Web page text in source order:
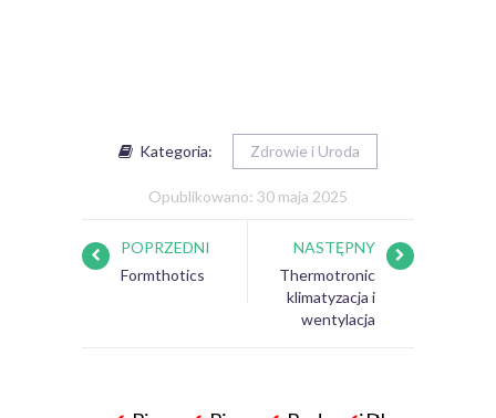
Kategoria: Zdrowie i Uroda
Opublikowano: 30 maja 2025
POPRZEDNI
Formthotics
NASTĘPNY
Thermotronic
klimatyzacja i
wentylacja